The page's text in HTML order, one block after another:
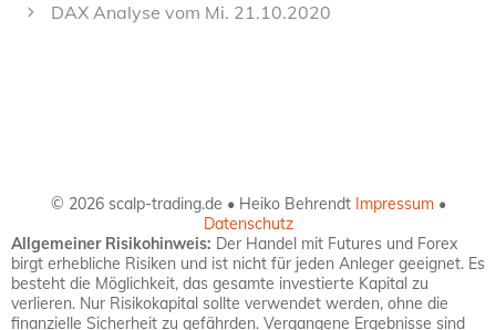
DAX Analyse vom Mi. 21.10.2020
© 2026 scalp-trading.de • Heiko Behrendt Impressum•
Datenschutz
Allgemeiner Risikohinweis: Der Handel mit Futures und Forex
birgt erhebliche Risiken und ist nicht für jeden Anleger geeignet. Es
besteht die Möglichkeit, das gesamte investierte Kapital zu
verlieren. Nur Risikokapital sollte verwendet werden, ohne die
finanzielle Sicherheit zu gefährden. Vergangene Ergebnisse sind